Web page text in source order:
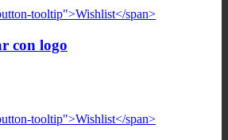
tooltip">Wishlist</span>
con logo
tooltip">Wishlist</span>